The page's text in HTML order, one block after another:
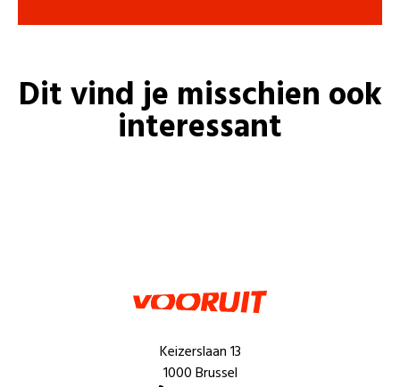
Dit vind je misschien ook
interessant
Keizerslaan 13
1000 Brussel